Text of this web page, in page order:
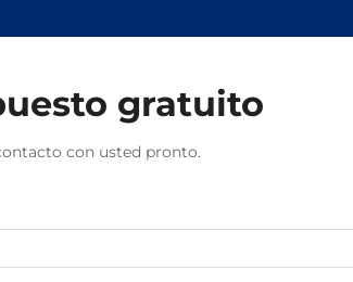
gratuito
con usted pronto.